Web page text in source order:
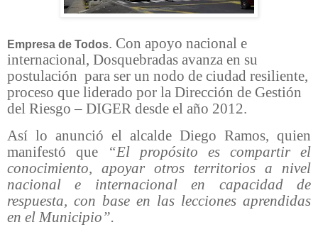
Empresa de Todos. Con apoyo nacional e
internacional, Dosquebradas avanza en su
postulación para ser un nodo de ciudad resiliente,
proceso que liderado por la Dirección de Gestión
del Riesgo – DIGER desde el año 2012.
Así lo anunció el alcalde Diego Ramos, quien
manifestó que
“El propósito es compartir el
conocimiento, apoyar otros territorios a nivel
nacional e internacional en capacidad de
respuesta, con base en las lecciones aprendidas
en el Municipio”.